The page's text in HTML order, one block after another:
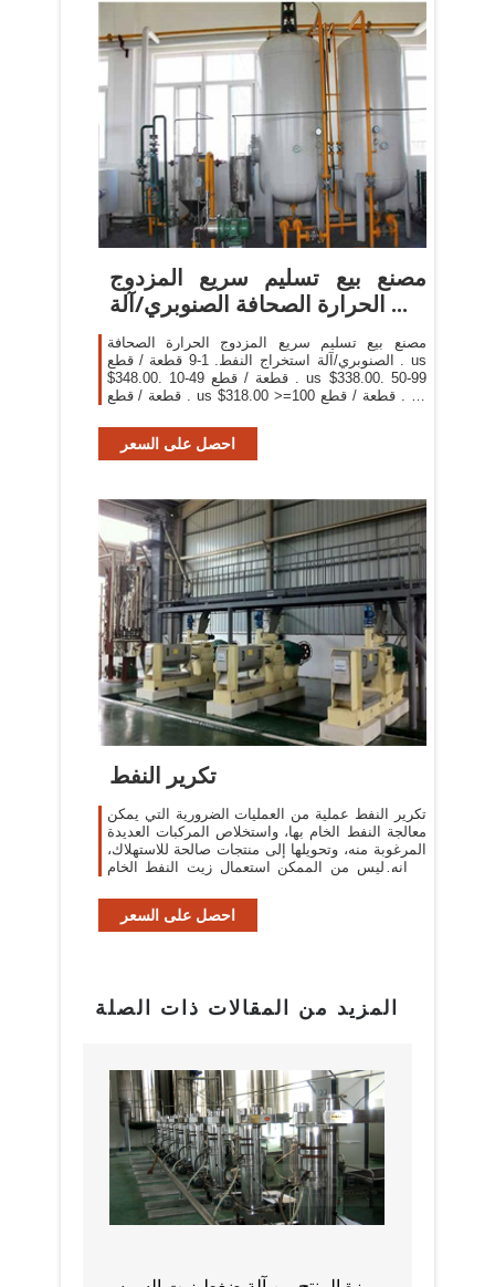
مصنع بيع تسليم سريع المزدوج
الحرارة الصحافة الصنوبري/آلة ...
مصنع بيع تسليم سريع المزدوج الحرارة الصحافة
الصنوبري/آلة استخراج النفط. 1-9 قطعة / قطع . us
$348.00. 10-49 قطعة / قطع . us $338.00. 50-99
قطعة / قطع . us $318.00 >=100 قطعة / قطع . us
احصل على السعر
تكرير النفط
تكرير النفط عملية من العمليات الضرورية التي يمكن
معالجة النفط الخام بها، واستخلاص المركبات العديدة
المرغوبة منه، وتحويلها إلى منتجات صالحة للاستهلاك،
إذ انه ليس من الممكن استعمال زيت النفط الخام
احصل على السعر
المزيد من المقالات ذات الصلة